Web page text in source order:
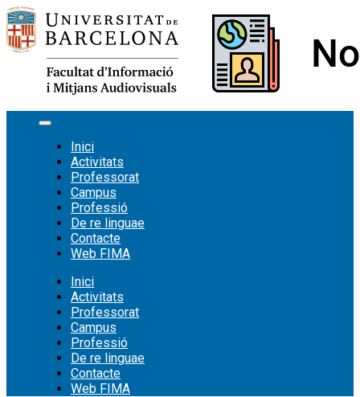
Vés
al
contingut
Inici
Activitats
Professorat
Campus
Professió
De re linguae
Contacte
Web FIMA
Inici
Activitats
Professorat
Campus
Professió
De re linguae
Contacte
Web FIMA